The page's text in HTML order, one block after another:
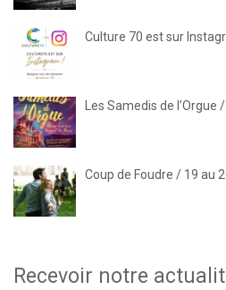
Culture 70 est sur
Les Samedis de
Coup de Foudre / 19 au
Recevoir notre